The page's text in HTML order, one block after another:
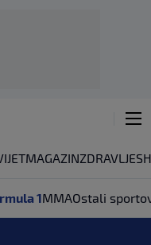
MAGAZINZDRAVLJE
1MMAOstali